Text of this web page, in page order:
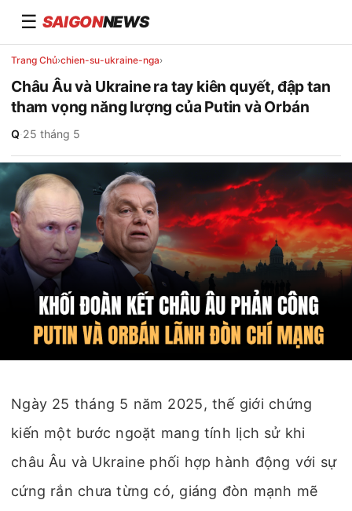
☰ SAIGONNEWS
Trang Chủ›chien-su-ukraine-nga›
Châu Âu và Ukraine ra tay kiên quyết, đập tan
tham vọng năng lượng của Putin và Orbán
Q·25 tháng 5
Ngày 25 tháng 5 năm 2025, thế giới chứng
kiến một bước ngoặt mang tính lịch sử khi
châu Âu và Ukraine phối hợp hành động với sự
cứng rắn chưa từng có, giáng đòn mạnh mẽ